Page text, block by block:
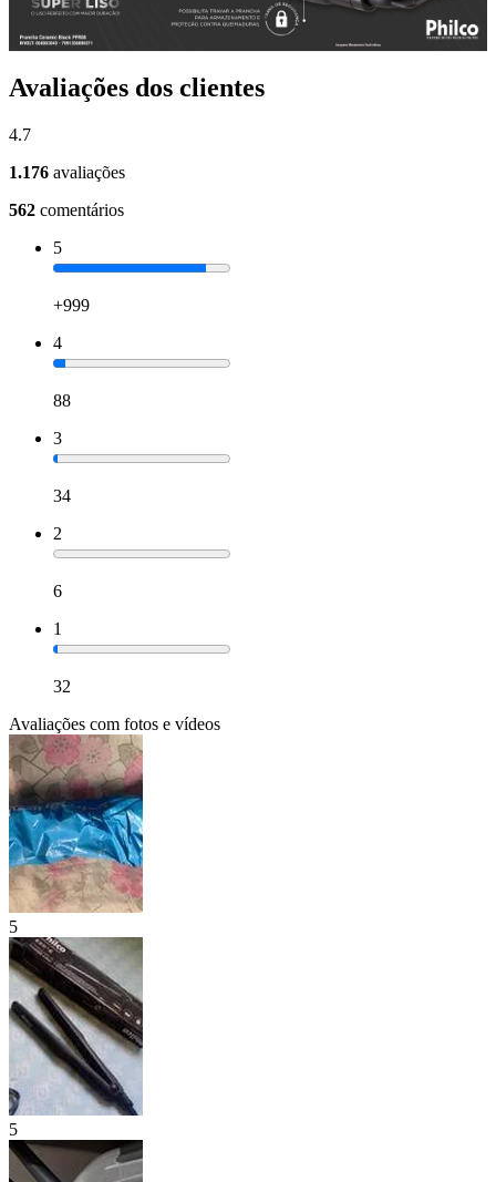
Avaliações dos clientes
4.7
1.176 avaliações
562 comentários
5
+999
4
88
3
34
2
6
1
32
Avaliações com fotos e vídeos
5
5